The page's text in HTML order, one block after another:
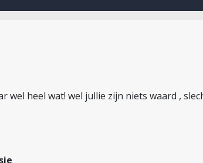
wel heel wat! wel jullie zijn niets waard ,